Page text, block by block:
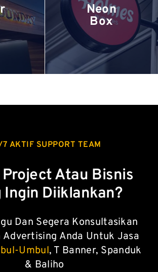
Neon
Box
AKTIF SUPPORT TEAM
Atau Bisnis
Ingin Diiklankan?
Dan Segera Konsultasikan
Advertising Anda Untuk Jasa
Umbul, T Banner, Spanduk
& Baliho